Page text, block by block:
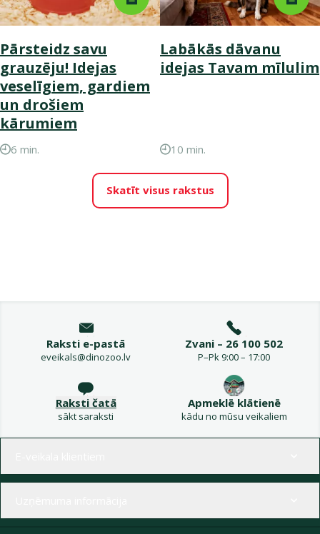
Pārsteidz savu
grauzēju! Idejas
veselīgiem, gardiem
un drošiem
kārumiem
6 min.
Labākās dāvanu
idejas Tavam mīlulim
10 min.
Skatīt visus rakstus
Raksti e-pastā
eveikals@dinozoo.lv
Zvani – 26 100 502
P–Pk 9:00 – 17:00
Raksti čatā
sākt saraksti
Apmeklē klātienē
kādu no mūsu veikaliem